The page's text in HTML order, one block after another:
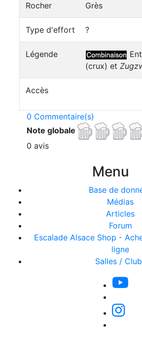
Rocher Grès
Type d'effort ?
Légende
(crux) et
Accès
0 Commentaire(s)
Note globale
0 avis
Menu
Base de
Médias
Articles
Forum
Escalade Alsace Shop -
ligne
Salles /